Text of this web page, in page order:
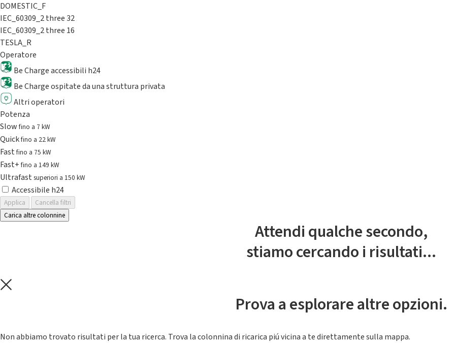
DOMESTIC_F
IEC_60309_2 three 32
IEC_60309_2 three 16
TESLA_R
Operatore
Be Charge accessibili h24
Be Charge ospitate da una struttura privata
Altri operatori
Potenza
Slowfino a 7 kW
Quickfino a 22 kW
Fastfino a 75 kW
Fast+fino a 149 kW
Ultrafast superiori a 150 kW
Accessibile h24
Applica
Cancella filtri
Carica altre colonnine
Attendi qualche secondo,
stiamo cercando i risultati...
Prova a esplorare altre opzioni.
Non abbiamo trovato risultati per la tua ricerca. Trova la colonnina di ricarica piú vicina a te direttamente sulla mappa.